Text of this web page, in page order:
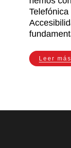
Leer más